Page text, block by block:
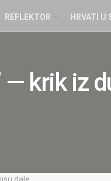
REFLEKTOR HRVATI U
— krik iz